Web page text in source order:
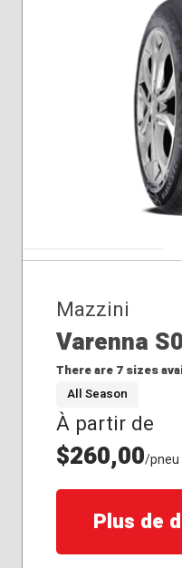
225/45R18
225/50R17
225/55R16
225/55R17
225/60R16
225/65R16
235/45R17
235/55R17
Mazzini
Varenna
There are 7 sizes
225/55R19
235/50R19
245/40R19
245/50R20
255/45R19
255/55R19
275/40R19
All Season
À partir de
$260,00/pneu
Plus de